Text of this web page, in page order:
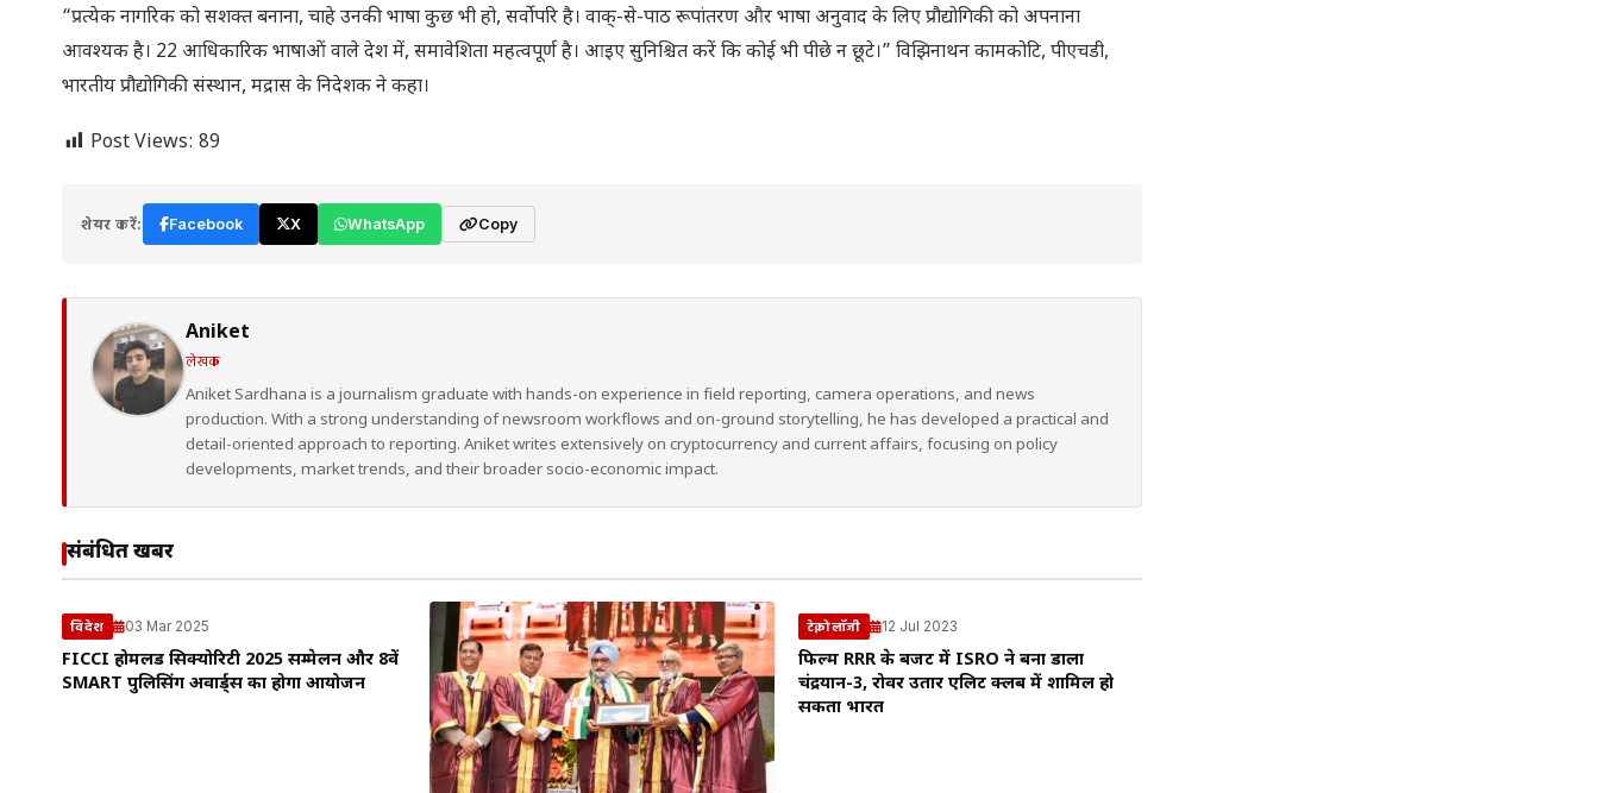
“प्रत्येक नागरिक को सशक्त बनाना, चाहे उनकी भाषा कुछ भी हो, सर्वोपरि है। वाक्-से-पाठ रूपांतरण और भाषा अनुवाद के लिए प्रौद्योगिकी को अपनाना
आवश्यक है। 22 आधिकारिक भाषाओं वाले देश में, समावेशिता महत्वपूर्ण है। आइए सुनिश्चित करें कि कोई भी पीछे न छूटे।” विझिनाथन कामकोटि, पीएचडी,
भारतीय प्रौद्योगिकी संस्थान, मद्रास के निदेशक ने कहा।
Post Views: 89
शेयर करें: Facebook X WhatsApp Copy
Aniket
लेखक
Aniket Sardhana is a journalism graduate with hands-on experience in field reporting, camera operations, and news
production. With a strong understanding of newsroom workflows and on-ground storytelling, he has developed a practical and
detail-oriented approach to reporting. Aniket writes extensively on cryptocurrency and current affairs, focusing on policy
developments, market trends, and their broader socio-economic impact.
संबंधित खबरें
विदेश 03 Mar 2025
FICCI होमलैंड सिक्योरिटी 2025 सम्मेलन और 8वें
SMART पुलिसिंग अवार्ड्स का होगा आयोजन
टेक्नोलॉजी 12 Jul 2023
फिल्म RRR के बजट में ISRO ने बना डाला
चंद्रयान-3, रोवर उतार एलिट क्लब में शामिल हो
सकता भारत